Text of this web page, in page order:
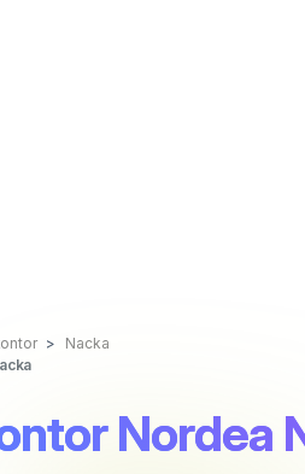
Nacka
Nordea